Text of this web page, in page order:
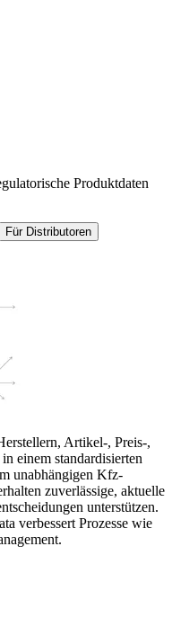
Produktdaten
Für Distributoren
Artikel-, Preis-,
einem standardisierten
unabhängigen Kfz-
zuverlässige, aktuelle
unterstützen.
verbessert Prozesse wie